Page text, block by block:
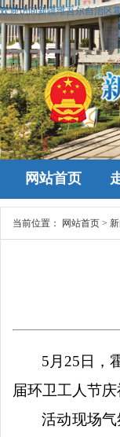
欢迎访问新疆维吾尔自治区
网站首页
当前位置： 网站首页 >
5 月 25 日，
届环卫工人节
活动现场